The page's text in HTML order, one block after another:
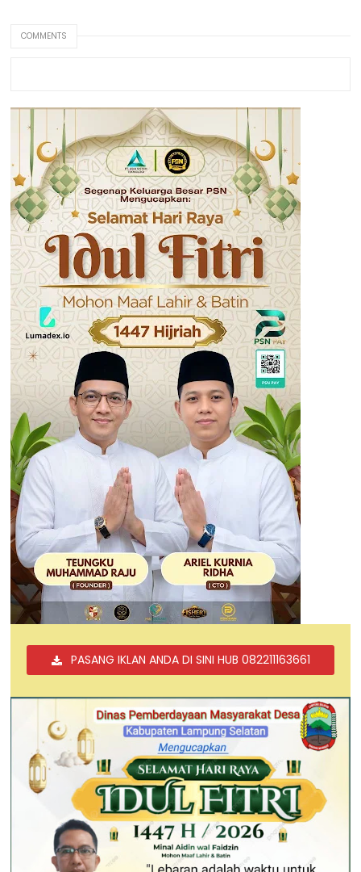
COMMENTS
PASANG IKLAN ANDA DI SINI HUB 082211163661